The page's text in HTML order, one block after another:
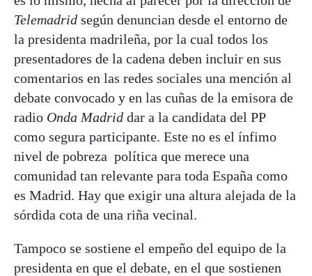
Telemadrid según denuncian desde el entorno de
la presidenta madrileña, por la cual todos los
presentadores de la cadena deben incluir en sus
comentarios en las redes sociales una mención al
debate convocado y en las cuñas de la emisora de
radio Onda Madrid dar a la candidata del PP
como segura participante. Este no es el ínfimo
nivel de pobreza política que merece una
comunidad tan relevante para toda España como
es Madrid. Hay que exigir una altura alejada de la
sórdida cota de una riña vecinal.
Tampoco se sostiene el empeño del equipo de la
presidenta en que el debate, en el que sostienen